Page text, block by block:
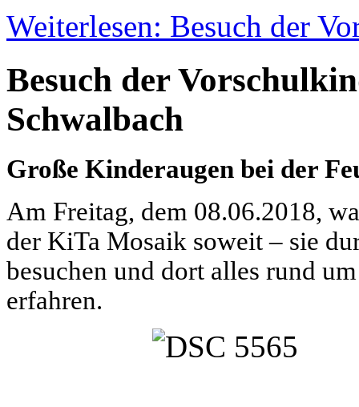
Weiterlesen: Besuch der
Besuch der
Schwalbach
Große Kinderaugen bei der
Am Freitag, dem 08.06.2018,
der KiTa Mosaik soweit – sie
besuchen und dort alles rund
erfahren.